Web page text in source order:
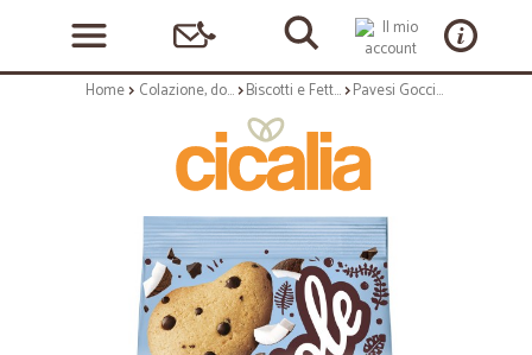
Home Colazione, dolciumi e snack Biscotti e Fette Biscottate Pavesi Gocciole Coconut 320 gr.